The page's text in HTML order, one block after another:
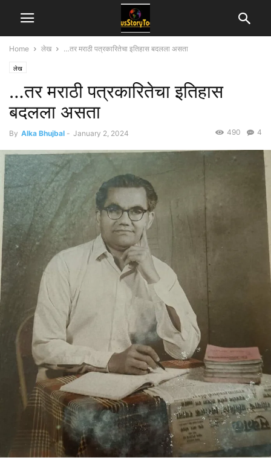
Home लेख …तर मराठी पत्रकारितेचा इतिहास बदलला असता
लेख
…तर मराठी पत्रकारितेचा इतिहास
बदलला असता
By Alka Bhujbal - January 2, 2024 4
490